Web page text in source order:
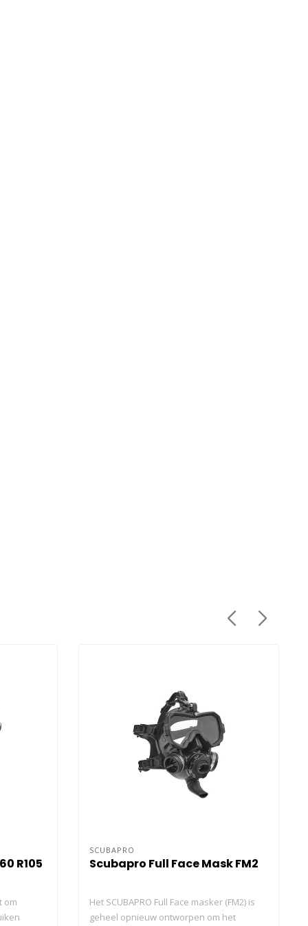
R105
om
SCUBAPRO
Scubapro Full Face Mask FM2
Het SCUBAPRO Full Face masker (FM2) is
geheel opnieuw ontworpen om het